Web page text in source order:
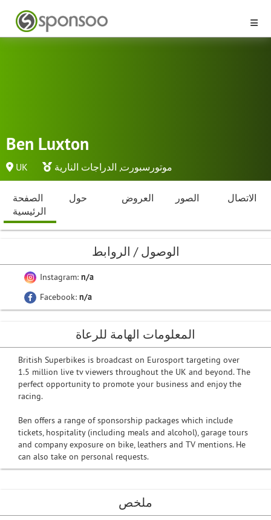
Ben Luxton
UK موتورسبورت, الدراجات النارية
الصفحة
الرئيسية
حول العروض الصور الاتصال
ملخص
الوصول / الروابط
Instagram: n/a
Facebook: n/a
المعلومات الهامة للرعاة
British Superbikes is broadcast on Eurosport targeting over
1.5 million live tv viewers throughout the UK and beyond. The
perfect opportunity to promote your business and enjoy the
racing.
Ben offers a range of sponsorship packages which include
tickets, hospitality (including meals and alcohol), garage tours
and company exposure on bike, leathers and TV mentions. He
can also take on personal requests.